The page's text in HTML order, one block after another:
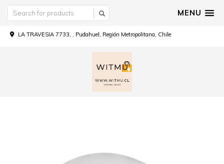
MENU
LA TRAVESIA 7733, , Pudahuel, Región Metropolitana, Chile